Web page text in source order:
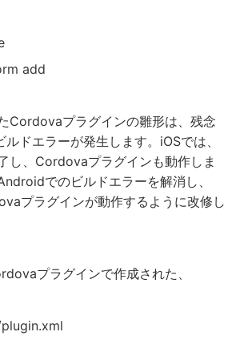
add
Cordovaプラグインの雛形は、残念
ドエラーが発生します。iOSでは、
し、Cordovaプラグインも動作しま
でのビルドエラーを解消し、
プラグインが動作するように改修し
プラグインで作成された、